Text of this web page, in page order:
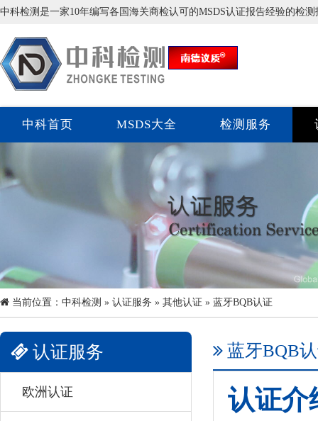
中科检测是一家10年编写各国海关商检认可的MSDS认证报告经验的检
中科首页 MSDS大全 检测服务
当前位置： 中科检测 » 认证服务 » 其他认证 » 蓝牙BQB认证
认证服务
欧洲认证
蓝牙BQB
认证介